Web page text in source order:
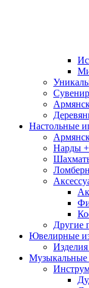
Настольные
Нарды
Другие
Ювелирные
Изделия
Музыкальные